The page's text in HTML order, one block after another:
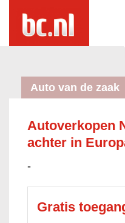
Auto van de zaak
Autoverkopen
achter in
-
Gratis